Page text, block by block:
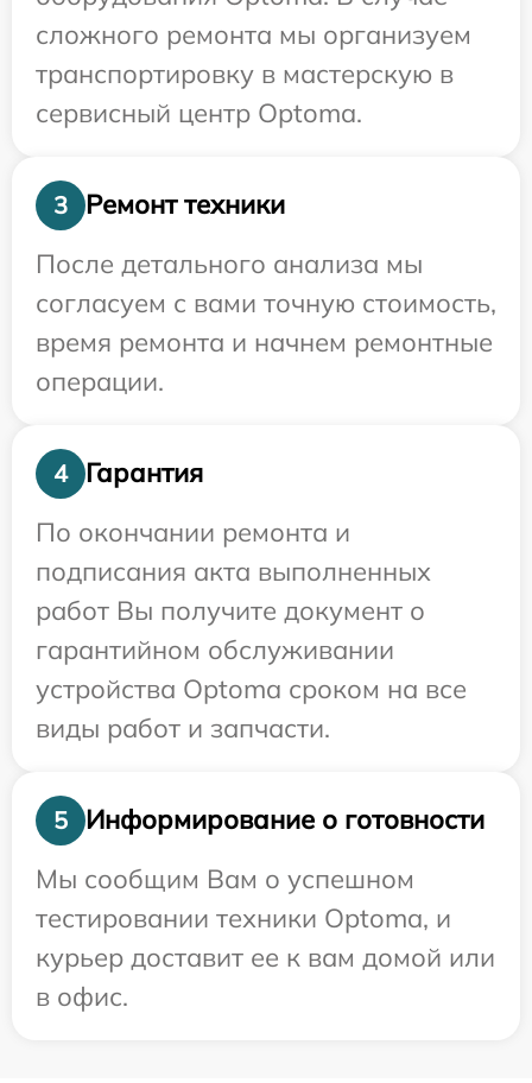
сложного ремонта мы организуем
транспортировку в мастерскую в
сервисный центр Optoma.
3
Ремонт техники
После детального анализа мы
согласуем с вами точную стоимость,
время ремонта и начнем ремонтные
операции.
4
Гарантия
По окончании ремонта и
подписания акта выполненных
работ Вы получите документ о
гарантийном обслуживании
устройства Optoma сроком на все
виды работ и запчасти.
5
Информирование о готовности
Мы сообщим Вам о успешном
тестировании техники Optoma, и
курьер доставит ее к вам домой или
в офис.